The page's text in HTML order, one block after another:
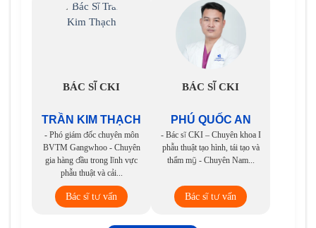
BÁC SĨ CKI
TRẦN KIM THẠCH
- Phó giám đốc chuyên môn
BVTM Gangwhoo - Chuyên
gia hàng đầu trong lĩnh vực
phẫu thuật và cải...
Bác sĩ tư vấn
BÁC SĨ CKI
PHÚ QUỐC AN
- Bác sĩ CKI – Chuyên khoa I
phẫu thuật tạo hình, tái tạo và
thẩm mỹ - Chuyên Nam...
Bác sĩ tư vấn